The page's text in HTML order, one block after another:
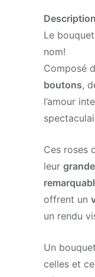
Le bouquet
nom!
Composé
boutons,
l’amour
Ces roses
leur
offrent un
un rendu
Un
celles et